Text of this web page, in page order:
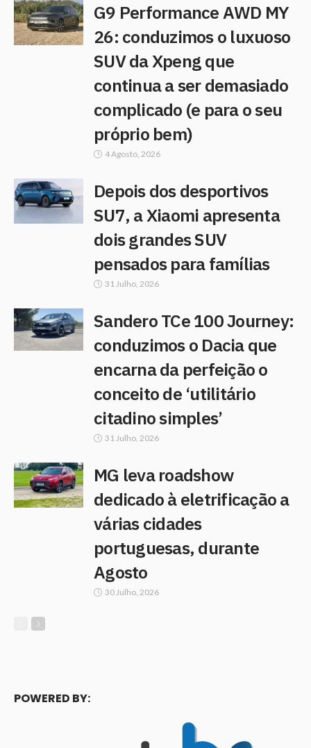
G9 Performance AWD MY
26: conduzimos o luxuoso
SUV da Xpeng que
continua a ser demasiado
complicado (e para o seu
próprio bem)
4 Agosto, 2026
Depois dos desportivos
SU7, a Xiaomi apresenta
dois grandes SUV
pensados para famílias
31 Julho, 2026
Sandero TCe 100 Journey:
conduzimos o Dacia que
encarna da perfeição o
conceito de ‘utilitário
citadino simples’
31 Julho, 2026
MG leva roadshow
dedicado à eletrificação a
várias cidades
portuguesas, durante
Agosto
30 Julho, 2026
POWERED BY: